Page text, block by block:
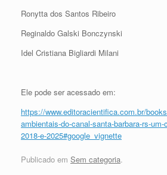
Ronytta dos Santos Ribeiro
Reginaldo Galski Bonczynski
Idel Cristiana Bigliardi Milani
Ele pode ser acessado em:
https://www.editoracientifica.com.br/
ambientais-do-canal-santa-barbara-rs-
2018-e-2025#google_vignette
Publicado em Sem categoria.